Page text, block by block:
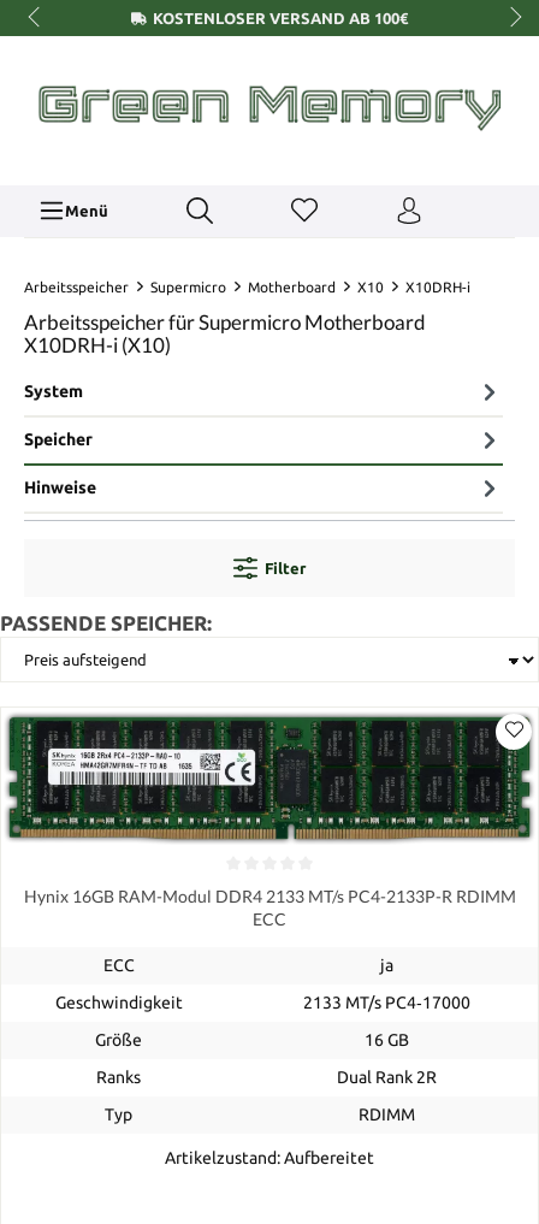
KOSTENLOSER VERSAND AB 100€
Menü
Arbeitsspeicher Supermicro Motherboard X10 X10DRH-i
Arbeitsspeicher für Supermicro Motherboard
X10DRH-i (X10)
System
Speicher
Hinweise
Filter
PASSENDE SPEICHER:
Hynix 16GB RAM-Modul DDR4 2133 MT/s PC4-2133P-R RDIMM
ECC
ECC
ja
Geschwindigkeit
2133 MT/s PC4‑17000
Größe
16 GB
Ranks
Dual Rank 2R
Typ
RDIMM
Artikelzustand: Aufbereitet